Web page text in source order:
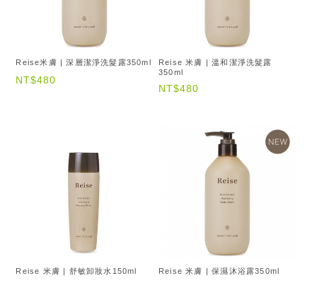
Reise米膚 | 深層潔淨洗髮露350ml
NT$480
Reise 米膚 | 溫和潔淨洗髮露
350ml
NT$480
Reise 米膚 | 舒敏卸妝水150ml Reise 米膚 | 保濕沐浴露350ml